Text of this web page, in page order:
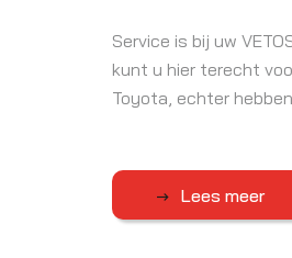
Service is bij uw
kunt u hier terecht
Toyota, echter
Lees meer